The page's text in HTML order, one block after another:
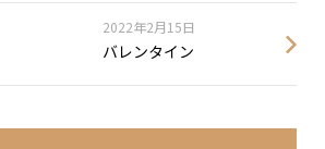
2022年2月15日
バレンタイン